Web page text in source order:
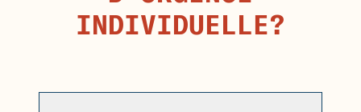
INDIVIDUELLE?